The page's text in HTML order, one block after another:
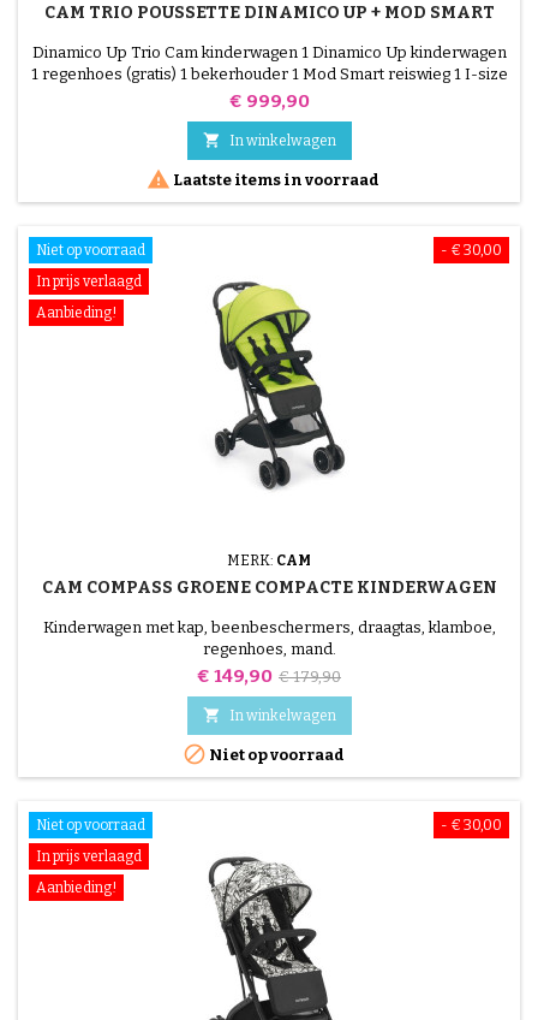
CAM TRIO POUSSETTE DINAMICO UP + MOD SMART
Dinamico Up Trio Cam kinderwagen 1 Dinamico Up kinderwagen
1 regenhoes (gratis) 1 bekerhouder 1 Mod Smart reiswieg 1 I-size
relax met 2-standen rugleuning 1 I-formaat relax base 1 reiswieg
Prijs
€ 999,90
 In winkelwagen
 Laatste items in voorraad
- € 30,00
Niet op voorraad
In prijs verlaagd
Aanbieding!
MERK: CAM
CAM COMPASS GROENE COMPACTE KINDERWAGEN
Kinderwagen met kap, beenbeschermers, draagtas, klamboe,
regenhoes, mand.
Prijs
€ 149,90 Normale
prijs
€ 179,90
 In winkelwagen
 Niet op voorraad
- € 30,00
Niet op voorraad
In prijs verlaagd
Aanbieding!